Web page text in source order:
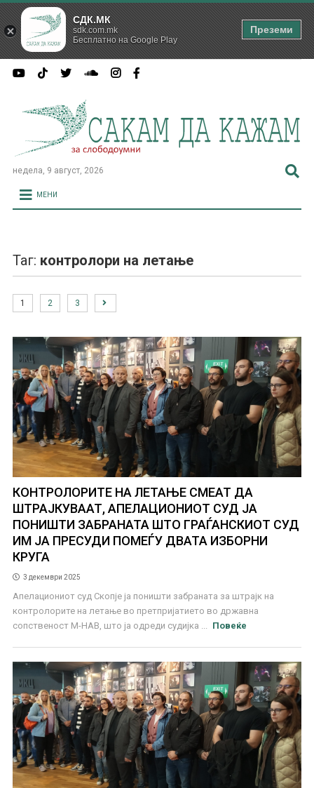
недела, 9 август, 2026
МЕНИ
Таг: контролори на летање
1 2 3
КОНТРОЛОРИТЕ НА ЛЕТАЊЕ СМЕАТ ДА
ШТРАЈКУВААТ, АПЕЛАЦИОНИОТ СУД ЈА
ПОНИШТИ ЗАБРАНАТА ШТО ГРАЃАНСКИОТ СУД
ИМ ЈА ПРЕСУДИ ПОМЕЃУ ДВАТА ИЗБОРНИ
КРУГА
3 декември 2025
Апелациониот суд Скопје ја поништи забраната за штрајк на
контролорите на летање во претпријатието во државна
сопственост М-НАВ, што ја одреди судијка ...
Повеќе
СДК.МК
sdk.com.mk
Бесплатно на Google Play
Преземи